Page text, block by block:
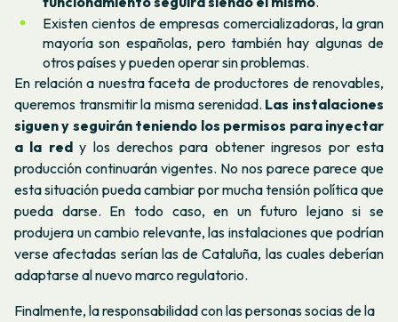
Existen cientos de empresas comercializadoras, la gran
mayoría son españolas, pero también hay algunas de
otros países y pueden operar sin problemas.
En relación a nuestra faceta de productores de renovables,
queremos transmitir la misma serenidad. Las instalaciones
siguen y seguirán teniendo los permisos para inyectar
a la redy los derechos para obtener ingresos por esta
producción continuarán vigentes. No nos parece parece que
esta situación pueda cambiar por mucha tensión política que
pueda darse. En todo caso, en un futuro lejano si se
produjera un cambio relevante, las instalaciones que podrían
verse afectadas serían las de Cataluña, las cuales deberían
adaptarse al nuevo marco regulatorio.
Finalmente, la responsabilidad con las personas socias de la